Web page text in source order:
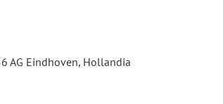
AG Eindhoven, Hollandia